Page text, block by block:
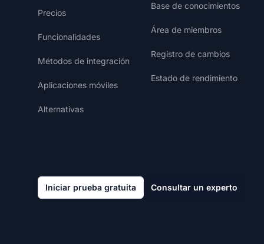
Precios
Funcionalidades
Métodos de integración
Aplicaciones móviles
Alternativas
Base de conocimientos
Área de miembros
Registro de cambios
Estado de rendimiento
Iniciar prueba gratuita Consultar un experto